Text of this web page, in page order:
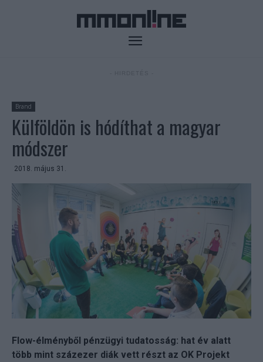
Brand
Külföldön is hódíthat a magyar
módszer
2018. május 31.
Flow-élményből pénzügyi tudatosság: hat év alatt
több mint százezer diák vett részt az OK Projekt